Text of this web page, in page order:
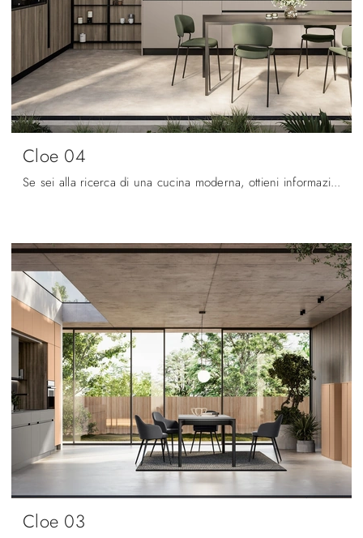
Cloe 04
Se sei alla ricerca di una cucina moderna, ottieni informazioni sul modello Cloe 04 Arredo3.
Cloe 03